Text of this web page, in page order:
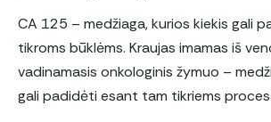
CA 125 – medžiaga, kurios kiekis gali
tikroms būklėms. Kraujas imamas iš
vadinamasis onkologinis žymuo –
gali padidėti esant tam tikriems